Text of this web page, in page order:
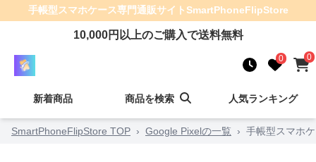
手帳型スマホケース専門通販サイトSmartPhoneFlipStore
10,000円以上のご購入で送料無料
0 0
新着商品 商品を検索 人気ランキング
SmartPhoneFlipStore TOP › Google Pixelの一覧 › 手帳型スマホ